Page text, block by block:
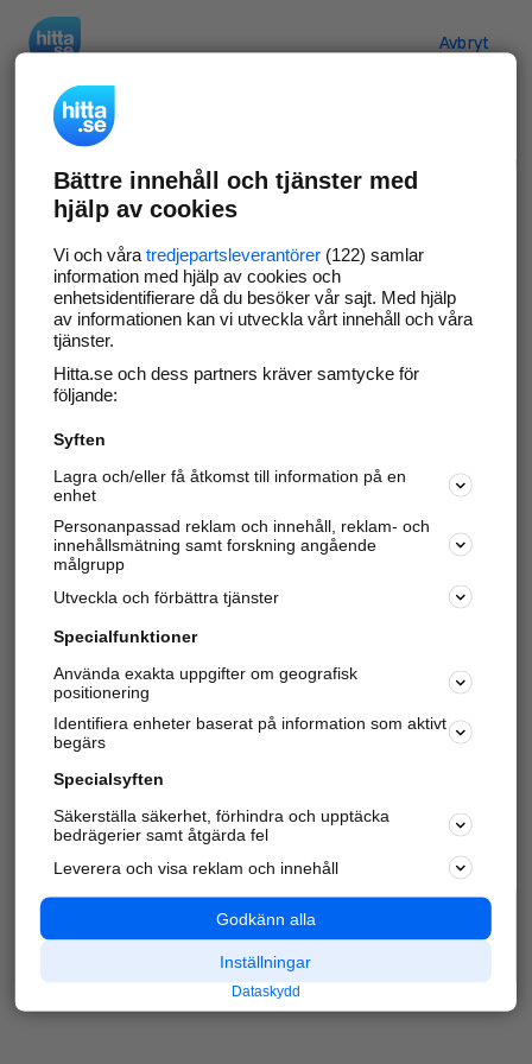
Avbryt
Verifiera ditt företag
Gör som 69 569företag
företagssida på hitta.se och syns bättre mot
kunder i ditt närområde. Helt kostnadsfritt.
Uppdatera din företagsinformation
Svara på och hantera dina omdömen
Har du redan verifierat ditt företag? Logga in
Varje vecka besöker du och4 miljoner
andra
härliga användare oss för att hitta rätt lokal
information om företag, privatpersoner och
platser.
Bättre innehåll och tjänster med
hjälp av cookies
Vi och våra tredjepartsleverantörer(122) samlar
information med hjälp av cookies och
enhetsidentifierare då du besöker vår sajt. Med hjälp
av informationen kan vi utveckla vårt innehåll och våra
tjänster.
Hitta.se och dess partners kräver samtycke för
följande:
Syften
Lagra och/eller få åtkomst till information på en
enhet
Personanpassad reklam och innehåll, reklam- och
innehållsmätning samt forskning angående
målgrupp
Utveckla och förbättra tjänster
Specialfunktioner
Använda exakta uppgifter om geografisk
positionering
Identifiera enheter baserat på information som aktivt
begärs
Specialsyften
Säkerställa säkerhet, förhindra och upptäcka
bedrägerier samt åtgärda fel
Leverera och visa reklam och innehåll
Godkänn alla
Inställningar
Dataskydd